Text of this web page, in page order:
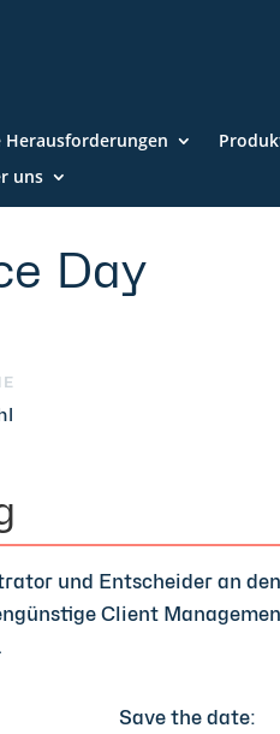
Herausforderungen
uns
Day
und Entscheider an
Client
Save the date: